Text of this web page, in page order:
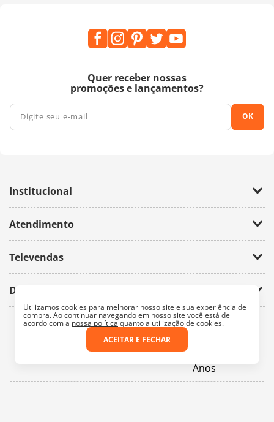
Utilizamos cookies para melhorar nosso site e sua experiência de
compra. Ao continuar navegando em nosso site você está de
acordo com a nossa políticaquanto a utilização de cookies.
ACEITAR E FECHAR
Quer receber nossas
promoções e lançamentos?
OK
Institucional
Trabalhe Conosco
Política de Privacidade
Atendimento
Televendas
atendimento@bazarhorizonte.com.br
Segunda à Sexta das 09h00 às 17h00
Sábado das 09h00 às 16h00
Dúvidas
Como realizar um pedido
Frete e Prazos de entrega
Veja como é seguro comprar
Pedido mínimo
Trocas e devoluções